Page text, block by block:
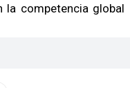
la competencia global